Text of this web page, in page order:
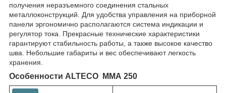
получения неразъемного соединения стальных
металлоконструкций. Для удобства управления на приборной
панели эргономично располагаются система индикации и
регулятор тока. Прекрасные технические характеристики
гарантируют стабильность работы, а также высокое качество
шва. Небольшие габариты и вес обеспечивают легкость
хранения.
Особенности ALTECO MMA 250